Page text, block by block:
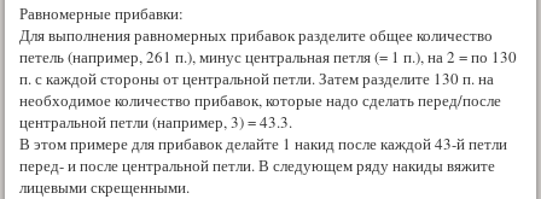
Равномерные прибавки:
Для выполнения равномерных прибавок разделите общее количество
петель (например, 261 п.), минус центральная петля (= 1 п.), на 2 = по 130
п. с каждой стороны от центральной петли. Затем разделите 130 п. на
необходимое количество прибавок, которые надо сделать перед/после
центральной петли (например, 3) = 43.3.
В этом примере для прибавок делайте 1 накид после каждой 43-й петли
перед- и после центральной петли. В следующем ряду накиды вяжите
лицевыми скрещенными.